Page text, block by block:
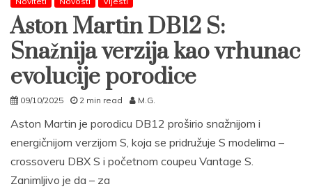
Aston Martin DB12 S:
Snažnija verzija kao vrhunac
evolucije porodice
09/10/2025 2 min read M.G.
Aston Martin je porodicu DB12 proširio snažnijom i
energičnijom verzijom S, koja se pridružuje S modelima –
crossoveru DBX S i početnom coupeu Vantage S.
Zanimljivo je da – za